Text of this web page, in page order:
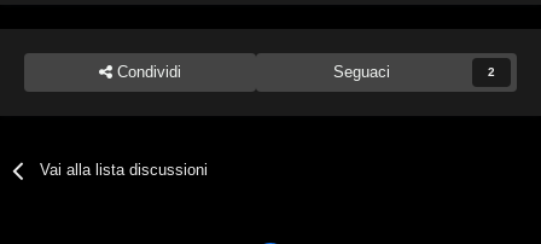
Condividi Seguaci 2
Vai alla lista discussioni